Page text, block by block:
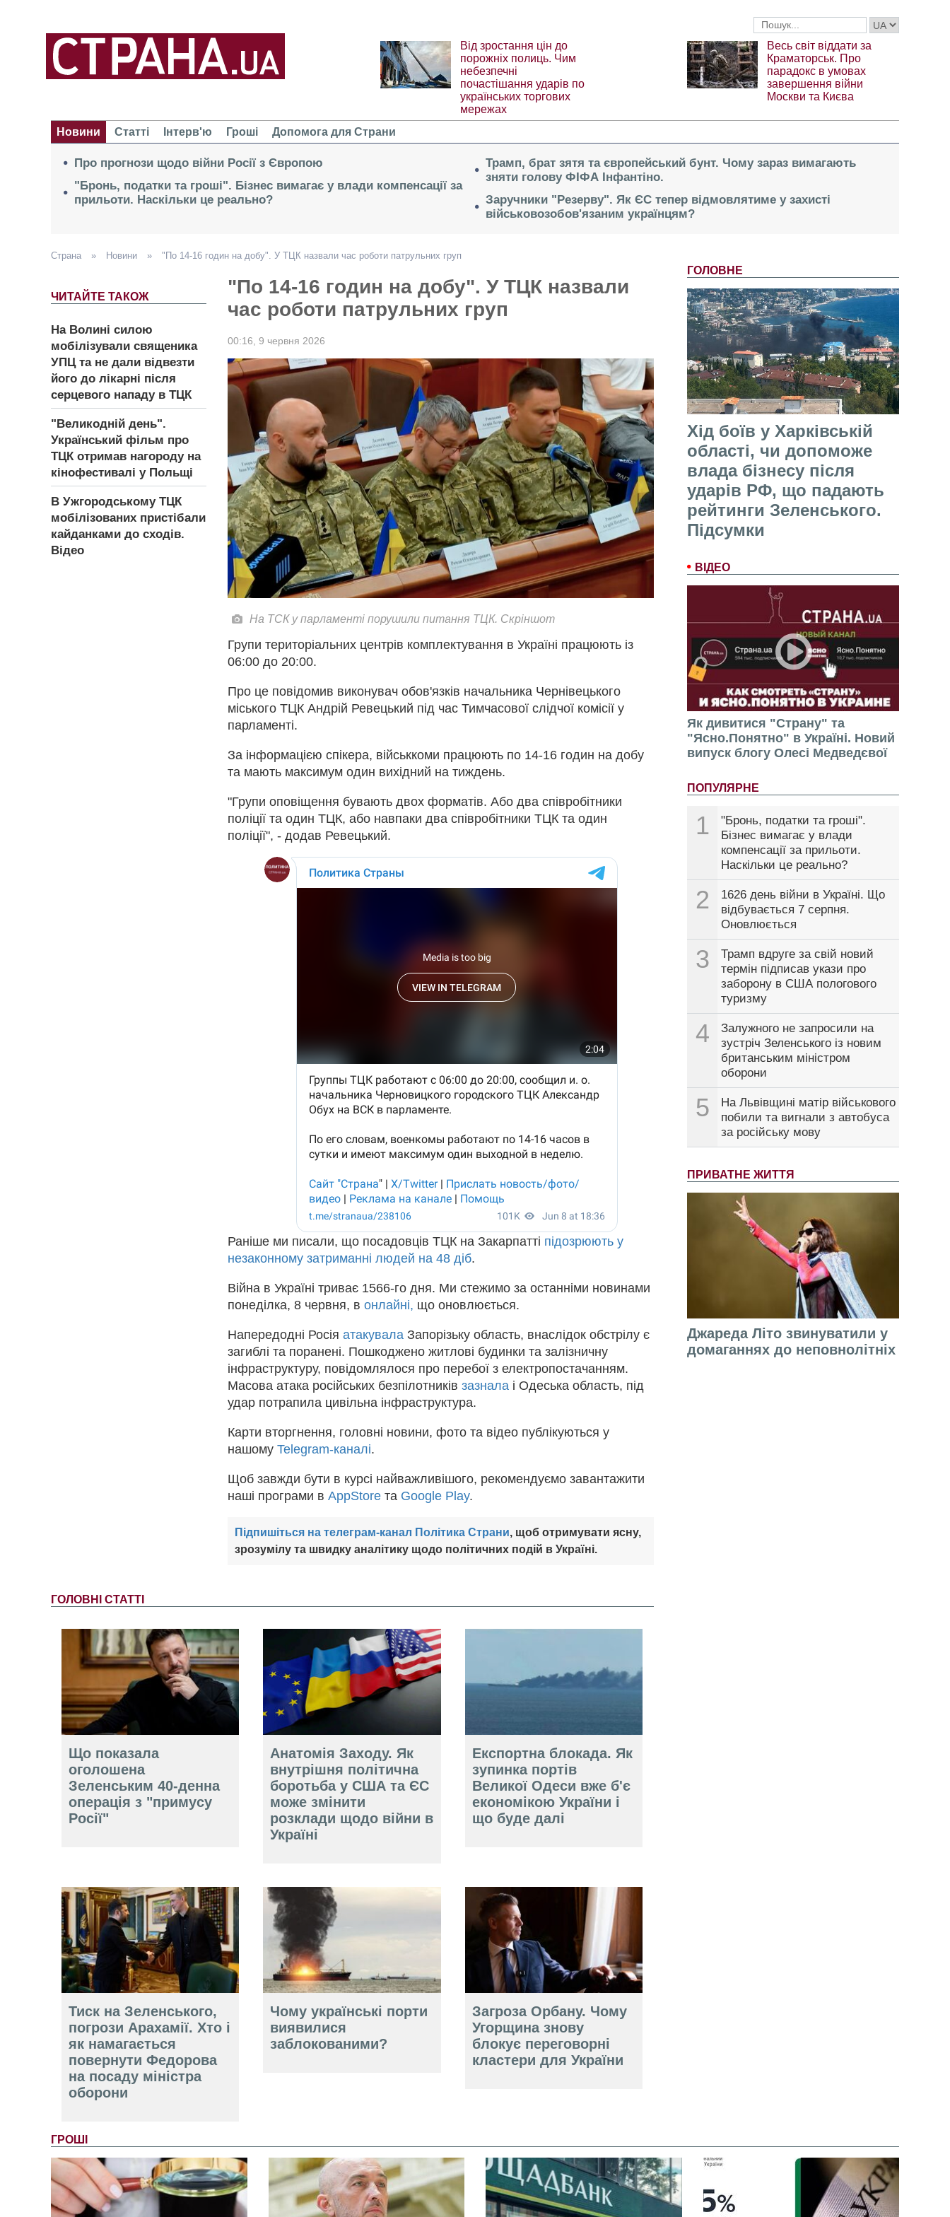
Від зростання цін до
порожніх полиць. Чим
небезпечні
почастішання ударів по
українських торгових
мережах
Весь світ віддати за
Краматорськ. Про
парадокс в умовах
завершення війни
Москви та Києва
Новини Статті Інтерв'ю Гроші Допомога для Страни
Про прогнози щодо війни Росії з Європою
"Бронь, податки та гроші". Бізнес вимагає у влади компенсації за
прильоти. Наскільки це реально?
Трамп, брат зятя та європейський бунт. Чому зараз вимагають
зняти голову ФІФА Інфантіно.
Заручники "Резерву". Як ЄС тепер відмовлятиме у захисті
військовозобов'язаним українцям?
ГОЛОВНЕ
Хід боїв у Харківській
області, чи допоможе
влада бізнесу після
ударів РФ, що падають
рейтинги Зеленського.
Підсумки
ВІДЕО
Як дивитися "Страну" та
"Ясно.Понятно" в Україні. Новий
випуск блогу Олесі Медведєвої
ПОПУЛЯРНЕ
1
"Бронь, податки та гроші".
Бізнес вимагає у влади
компенсації за прильоти.
Наскільки це реально?
2
1626 день війни в Україні. Що
відбувається 7 серпня.
Оновлюється
3
Трамп вдруге за свій новий
термін підписав укази про
заборону в США пологового
туризму
4
Залужного не запросили на
зустріч Зеленського із новим
британським міністром
оборони
5
На Львівщині матір військового
побили та вигнали з автобуса
за російську мову
ПРИВАТНЕ ЖИТТЯ
Джареда Літо звинуватили у
домаганнях до неповнолітніх
Страна » Новини » "По 14-16 годин на добу". У ТЦК назвали час роботи патрульних груп
ЧИТАЙТЕ ТАКОЖ
На Волині силою
мобілізували священика
УПЦ та не дали відвезти
його до лікарні після
серцевого нападу в ТЦК
"Великодній день".
Український фільм про
ТЦК отримав нагороду на
кінофестивалі у Польщі
В Ужгородському ТЦК
мобілізованих пристібали
кайданками до сходів.
Відео
"По 14-16 годин на добу". У ТЦК назвали
час роботи патрульних груп
00:16, 9 червня 2026
На ТСК у парламенті порушили питання ТЦК. Скріншот
Групи територіальних центрів комплектування в Україні працюють із
06:00 до 20:00.
Про це повідомив виконувач обов'язків начальника Чернівецького
міського ТЦК Андрій Ревецький під час Тимчасової слідчої комісії у
парламенті.
За інформацією спікера, військкоми працюють по 14-16 годин на добу
та мають максимум один вихідний на тиждень.
"Групи оповіщення бувають двох форматів. Або два співробітники
поліції та один ТЦК, або навпаки два співробітники ТЦК та один
поліції", - додав Ревецький.
Раніше ми писали, що посадовців ТЦК на Закарпатті підозрюють у
незаконному затриманні людей на 48 діб.
Війна в Україні триває 1566-го дня. Ми стежимо за останніми новинами
понеділка, 8 червня, в онлайні, що оновлюється.
Напередодні Росія атакувала Запорізьку область, внаслідок обстрілу є
загиблі та поранені. Пошкоджено житлові будинки та залізничну
інфраструктуру, повідомлялося про перебої з електропостачанням.
Масова атака російських безпілотників зазнала і Одеська область, під
удар потрапила цивільна інфраструктура.
Карти вторгнення, головні новини, фото та відео публікуються у
нашому Telegram-каналі.
Щоб завжди бути в курсі найважливішого, рекомендуємо завантажити
наші програми в AppStore та Google Play.
Підпишіться на телеграм-канал Політика Страни, щоб отримувати ясну,
зрозумілу та швидку аналітику щодо політичних подій в Україні.
ГОЛОВНІ СТАТТІ
Що показала
оголошена
Зеленським 40-денна
операція з "примусу
Росії"
Анатомія Заходу. Як
внутрішня політична
боротьба у США та ЄС
може змінити
розклади щодо війни в
Україні
Експортна блокада. Як
зупинка портів
Великої Одеси вже б'є
економікою України і
що буде далі
Тиск на Зеленського,
погрози Арахамії. Хто і
як намагається
повернути Федорова
на посаду міністра
оборони
Чому українські порти
виявилися
заблокованими?
Загроза Орбану. Чому
Угорщина знову
блокує переговорні
кластери для України
ГРОШІ